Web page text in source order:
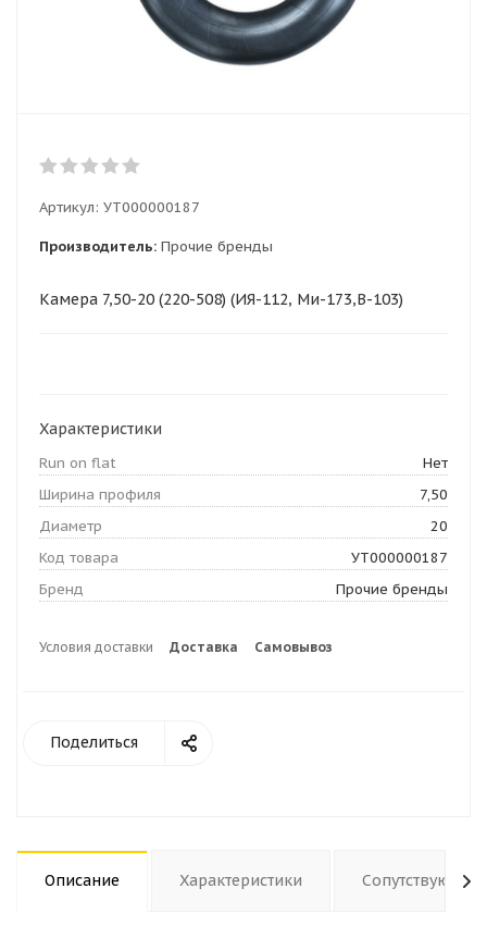
Артикул: УТ000000187
Производитель: Прочие бренды
Камера 7,50-20 (220-508) (ИЯ-112, Ми-173,В-103)
Характеристики
Run on flat
Нет
Ширина профиля
7,50
Диаметр
20
Код товара
УТ000000187
Бренд
Прочие бренды
Условия доставки Доставка Самовывоз
Поделиться
Описание Характеристики